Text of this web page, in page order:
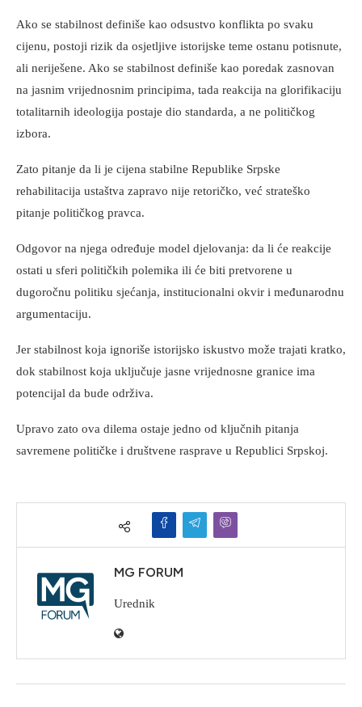
Ako se stabilnost definiše kao odsustvo konflikta po svaku
cijenu, postoji rizik da osjetljive istorijske teme ostanu potisnute,
ali neriješene. Ako se stabilnost definiše kao poredak zasnovan
na jasnim vrijednosnim principima, tada reakcija na glorifikaciju
totalitarnih ideologija postaje dio standarda, a ne političkog
izbora.
Zato pitanje da li je cijena stabilne Republike Srpske
rehabilitacija ustaštva zapravo nije retoričko, već strateško
pitanje političkog pravca.
Odgovor na njega određuje model djelovanja: da li će reakcije
ostati u sferi političkih polemika ili će biti pretvorene u
dugoročnu politiku sjećanja, institucionalni okvir i međunarodnu
argumentaciju.
Jer stabilnost koja ignoriše istorijsko iskustvo može trajati kratko,
dok stabilnost koja uključuje jasne vrijednosne granice ima
potencijal da bude održiva.
Upravo zato ova dilema ostaje jedno od ključnih pitanja
savremene političke i društvene rasprave u Republici Srpskoj.
MG FORUM
Urednik